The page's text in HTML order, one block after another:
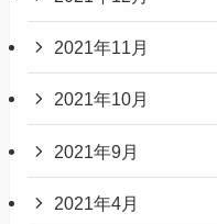
2021年11月
2021年10月
2021年9月
2021年4月